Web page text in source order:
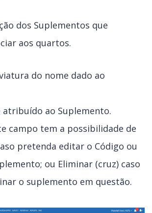
dos Suplementos que
aos quartos.
do nome dado ao
atribuído ao Suplemento.
campo tem a possibilidade de
pretenda editar o Código ou
ou Eliminar (cruz) caso
o suplemento em questão.